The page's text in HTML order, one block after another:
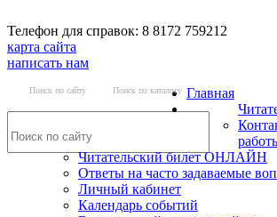
Телефон для справок: 8 8172 759212
карта сайта
написать нам
Поиск по сайту Поиск по каталогу Главная
Читательский билет ОНЛАЙН
Ответы на часто задаваемые
Личный кабинет
Календарь событий